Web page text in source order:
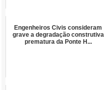
Engenheiros Civis consideram
grave a degradação construtiva
prematura da Ponte H...